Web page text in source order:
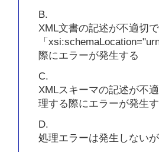
B.
XML文書の記述が不適切
「
際にエラーが発生する
C.
XMLスキーマの記述が不
理する際にエラーが発生
D.
処理エラーは発生しない